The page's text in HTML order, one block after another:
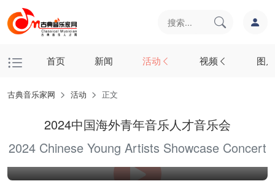
首页 新闻 活动 视频 图片
古典音乐家网 活动 正文
2024中国海外青年音乐人才音乐会
2024 Chinese Young Artists Showcase Concert
10204 01:06